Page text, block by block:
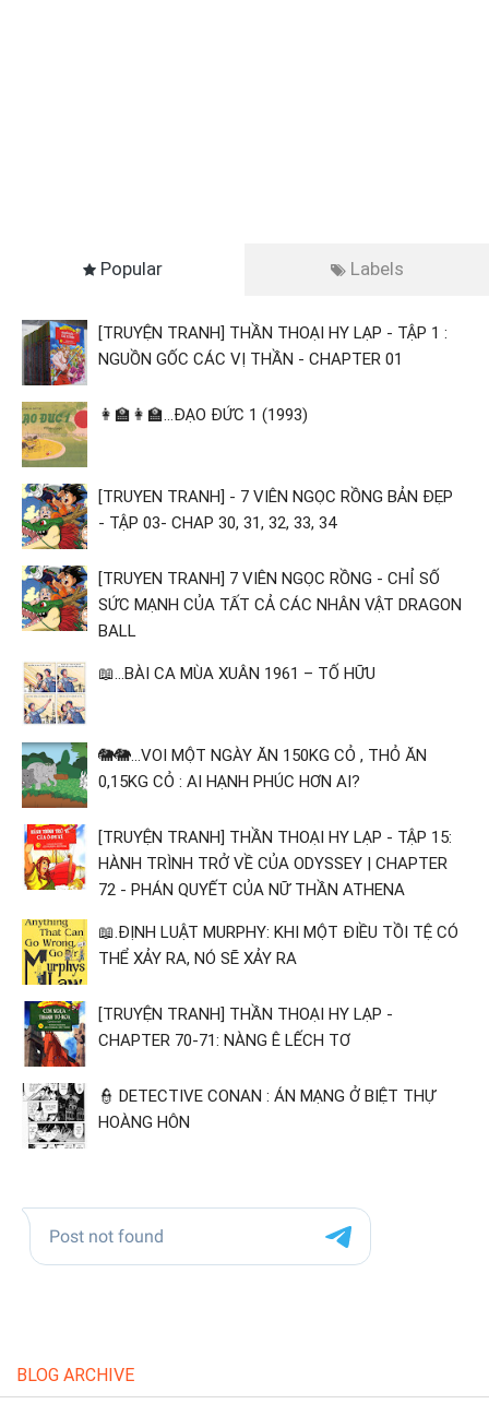
Popular Labels
[TRUYỆN TRANH] THẦN THOẠI HY LẠP - TẬP 1 :
NGUỒN GỐC CÁC VỊ THẦN - CHAPTER 01
👩‍🏫👩‍🏫...ĐẠO ĐỨC 1 (1993)
[TRUYEN TRANH] - 7 VIÊN NGỌC RỒNG BẢN ĐẸP
- TẬP 03- CHAP 30, 31, 32, 33, 34
[TRUYEN TRANH] 7 VIÊN NGỌC RỒNG - CHỈ SỐ
SỨC MẠNH CỦA TẤT CẢ CÁC NHÂN VẬT DRAGON
BALL
📖...BÀI CA MÙA XUÂN 1961 – TỐ HỮU
🐘🐘...VOI MỘT NGÀY ĂN 150KG CỎ , THỎ ĂN
0,15KG CỎ : AI HẠNH PHÚC HƠN AI?
[TRUYỆN TRANH] THẦN THOẠI HY LẠP - TẬP 15:
HÀNH TRÌNH TRỞ VỀ CỦA ODYSSEY | CHAPTER
72 - PHÁN QUYẾT CỦA NỮ THẦN ATHENA
📖.ĐỊNH LUẬT MURPHY: KHI MỘT ĐIỀU TỒI TỆ CÓ
THỂ XẢY RA, NÓ SẼ XẢY RA
[TRUYỆN TRANH] THẦN THOẠI HY LẠP -
CHAPTER 70-71: NÀNG Ê LẾCH TƠ
👮 DETECTIVE CONAN : ÁN MẠNG Ở BIỆT THỰ
HOÀNG HÔN
BLOG ARCHIVE